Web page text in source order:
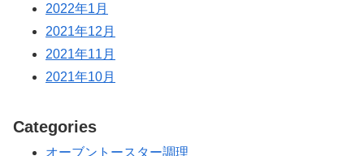
2022年1月
2021年12月
2021年11月
2021年10月
Categories
オーブントースター調理